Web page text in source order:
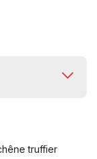
truffier